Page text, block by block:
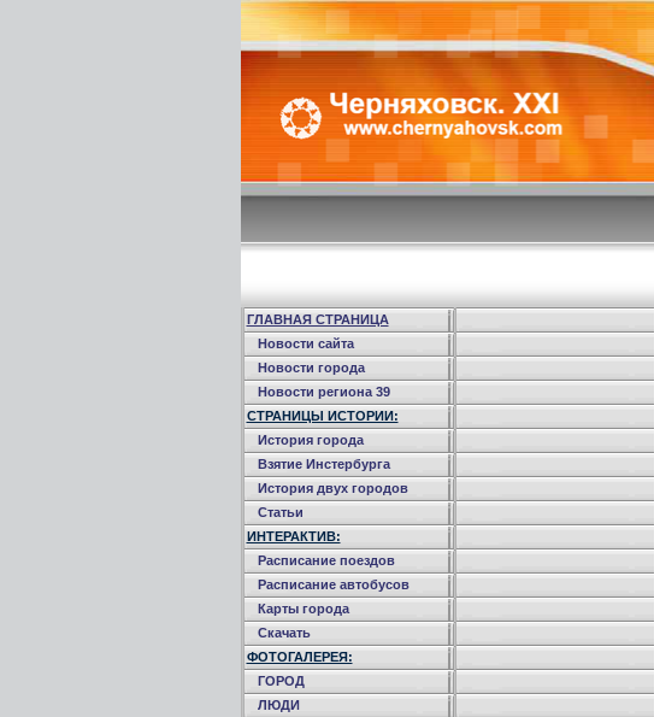
ГЛАВНАЯ СТРАНИЦА
Новости сайта
Новости города
Новости региона 39
СТРАНИЦЫ ИСТОРИИ:
История города
Взятие Инстербурга
История двух городов
Статьи
ИНТЕРАКТИВ:
Расписание поездов
Расписание автобусов
Карты города
Скачать
ФОТОГАЛЕРЕЯ:
ГОРОД
ЛЮДИ